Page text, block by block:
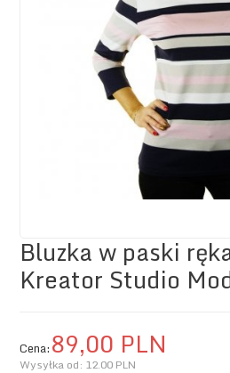
Bluzka w paski
Kreator Studio
Cena:89,00 PLN
Wysyłka od: 12.00 PLN